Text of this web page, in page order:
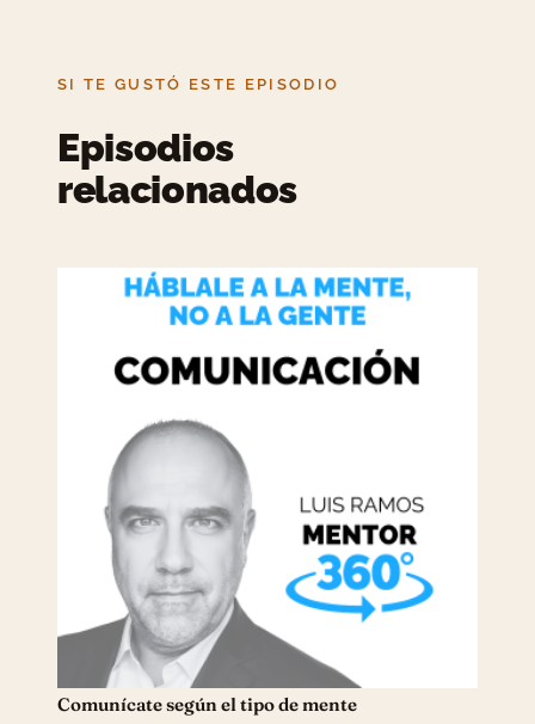
SI TE GUSTÓ ESTE EPISODIO
Episodios
relacionados
Comunícate según el tipo de mente